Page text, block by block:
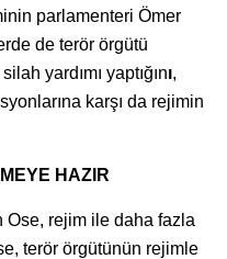
parlamenteri Ömer
de terör örgütü
yardımı yaptığını,
karşı da rejimin
HAZIR
Ose, rejim ile daha fazla
terör örgütünün rejimle